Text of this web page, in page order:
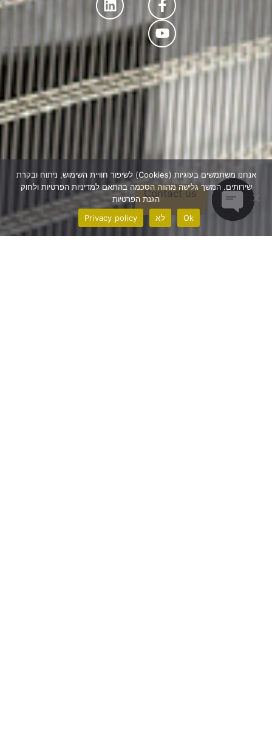
אנחנו משתמשים בעוגיות (Cookies) לשיפור חוויית השימוש, ניתוח ובקרת
שירותים. המשך גלישה מהווה הסכמה בהתאם למדיניות הפרטיות ולחוק
הגנת הפרטיות
Ok
לא Privacy policy
Contact us
Open chaty